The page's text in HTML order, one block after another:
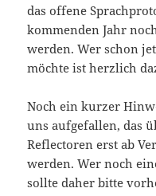
das offene
kommenden Jahr
werden. Wer schon
möchte ist herzlich
Noch ein kurzer
uns aufgefallen, das
Reflectoren erst ab
werden. Wer noch
sollte daher bitte